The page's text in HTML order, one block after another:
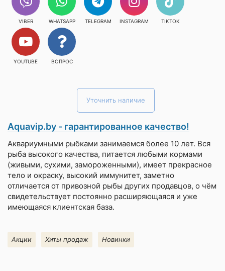
VIBER WHATSAPP TELEGRAM INSTAGRAM TIKTOK
YOUTUBE ВОПРОС
Уточнить наличие
Aquavip.by - гарантированное качество!
Аквариумными рыбками занимаемся более 10 лет. Вся
рыба высокого качества, питается любыми кормами
(живыми, сухими, замороженными), имеет прекрасное
тело и окраску, высокий иммунитет, заметно
отличается от привозной рыбы других продавцов, о чём
свидетельствует постоянно расширяющаяся и уже
имеющаяся клиентская база.
Акции Хиты продаж Новинки